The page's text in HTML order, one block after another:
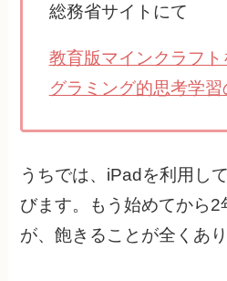
総務省サイトにて
教育版マインクラフト
グラミング的思考学習
うちでは、iPadを利用し
びます。もう始めてから2
が、飽きることが全くあり